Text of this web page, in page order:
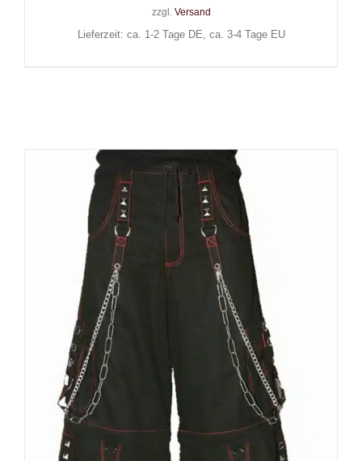
zzgl. Versand
Lieferzeit: ca. 1-2 Tage DE, ca. 3-4 Tage EU